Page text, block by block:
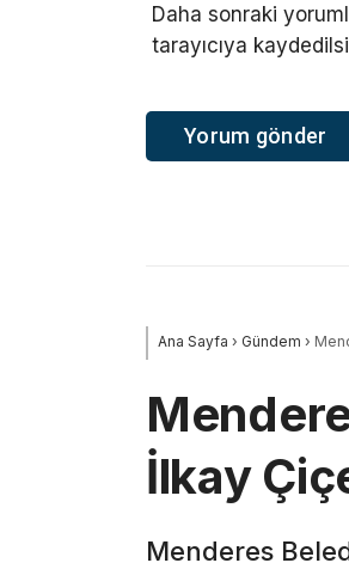
Daha sonraki
tarayıcıya
Ana Sayfa › Gündem ›
İlkay
Menderes